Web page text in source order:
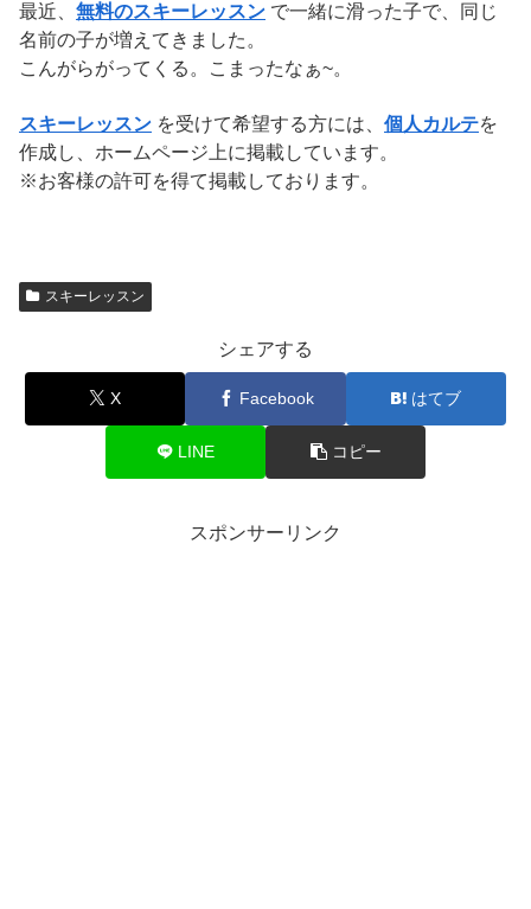
最近、 無料のスキーレッスン で一緒に滑った子で、同じ
名前の子が増えてきました。
こんがらがってくる。こまったなぁ~。
スキーレッスン を受けて希望する方には、 個人カルテを
作成し、ホームページ上に掲載しています。
※お客様の許可を得て掲載しております。
スキーレッスン
シェアする
X Facebook はてブ
LINE コピー
スポンサーリンク